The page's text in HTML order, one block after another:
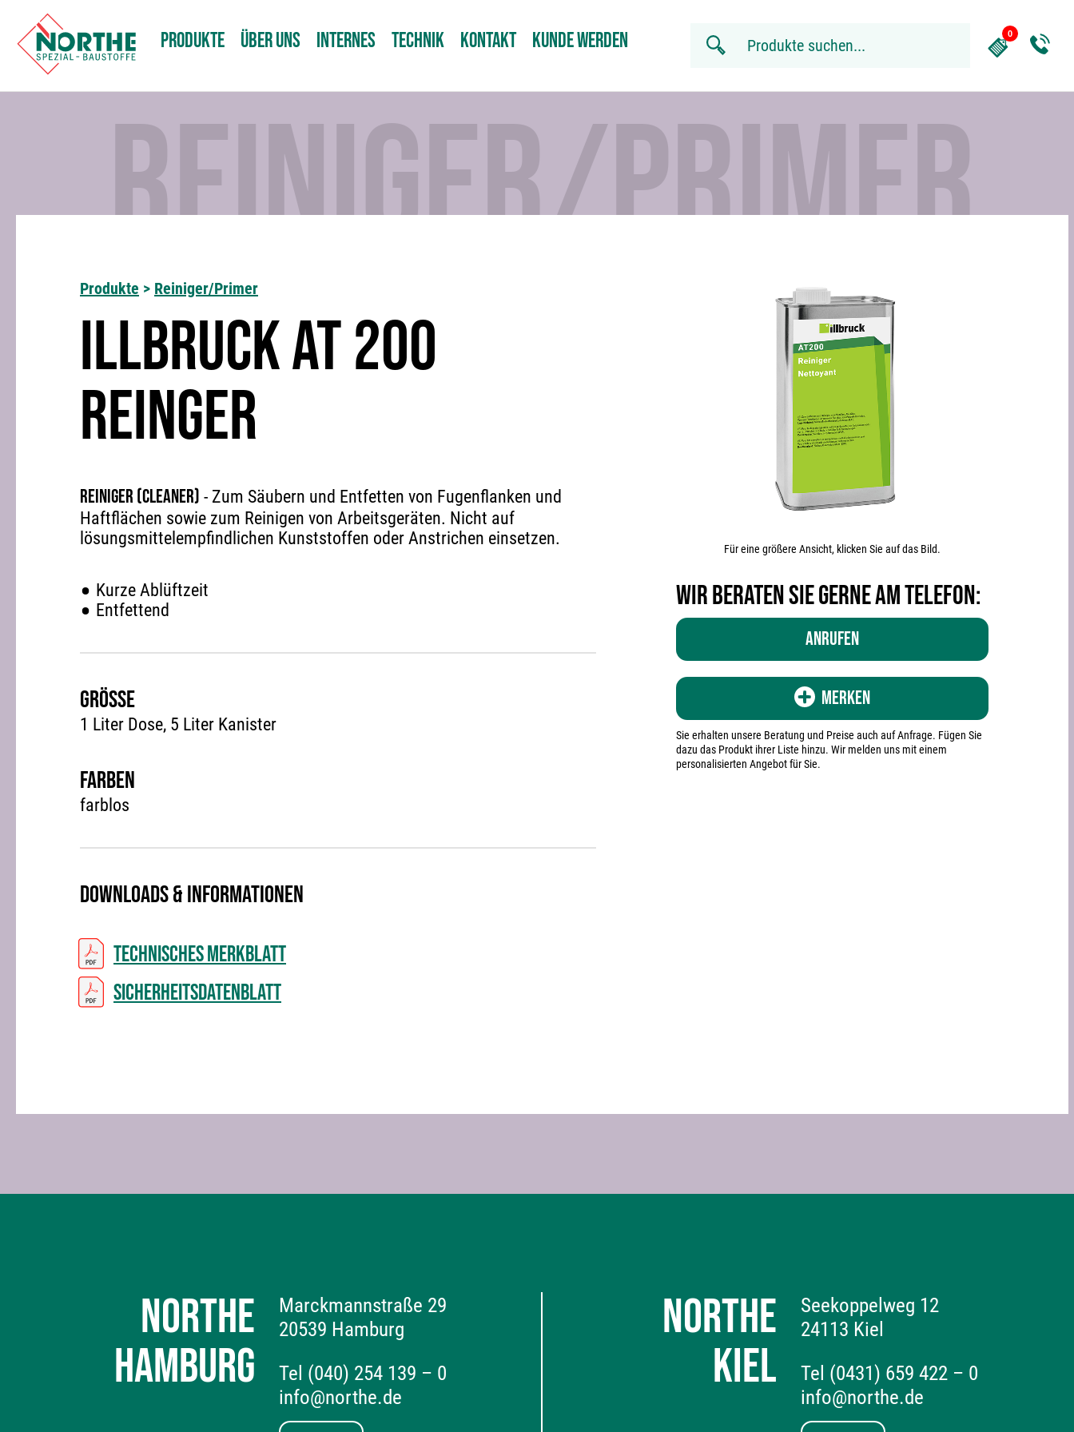
PRODUKTE ÜBER UNS INTERNES TECHNIK KONTAKT KUNDE WERDEN
REINIGER/PRIMER
Produkte > Reiniger/Primer
ILLBRUCK AT 200
REINGER
Reiniger (Cleaner) - Zum Säubern und Entfetten von Fugenflanken und
Haftflächen sowie zum Reinigen von Arbeitsgeräten. Nicht auf
lösungsmittelempfindlichen Kunststoffen oder Anstrichen einsetzen.
Kurze Ablüftzeit
Entfettend
Grösse
1 Liter Dose, 5 Liter Kanister
Farben
farblos
Downloads & Informationen
Technisches Merkblatt
Sicherheitsdatenblatt
Für eine größere Ansicht, klicken Sie auf das Bild.
Wir beraten Sie gerne am Telefon:
Anrufen
Merken
Sie erhalten unsere Beratung und Preise auch auf Anfrage. Fügen Sie
dazu das Produkt ihrer Liste hinzu. Wir melden uns mit einem
personalisierten Angebot für Sie.
NORTHE
HAMBURG
Marckmannstraße 29
20539 Hamburg
Tel (040) 254 139 – 0
info@northe.de
NORTHE
KIEL
Seekoppelweg 12
24113 Kiel
Tel (0431) 659 422 – 0
info@northe.de